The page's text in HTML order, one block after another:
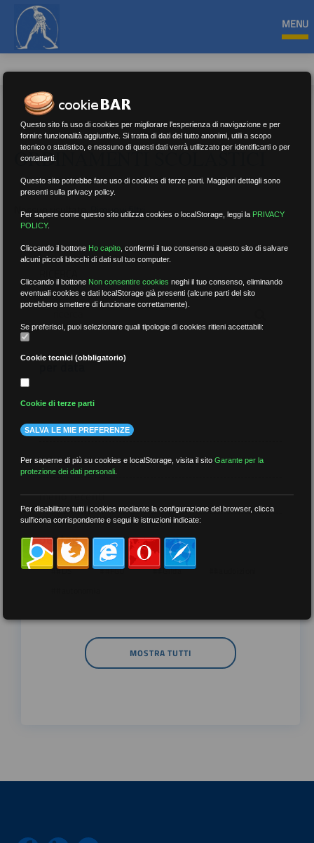
MENU
ORDINAMENTI SCOLASTICI
Nessun risultato.Rimuovi filtri
per data
più recenti
meno recenti
per tag
##DS ##FGU ##Gilda
MOSTRA TUTTI
Questo sito fa uso di cookies per migliorare l'esperienza di navigazione e per
fornire funzionalità aggiuntive. Si tratta di dati del tutto anonimi, utili a scopo
tecnico o statistico, e nessuno di questi dati verrà utilizzato per identificarti o per
contattarti.
Questo sito potrebbe fare uso di cookies di terze parti. Maggiori dettagli sono
presenti sulla privacy policy.
Per sapere come questo sito utilizza cookies o localStorage, leggi la PRIVACY
POLICY.
Cliccando il bottone Ho capito ,confermi il tuo consenso a questo sito di salvare
alcuni piccoli blocchi di dati sul tuo computer.
Cliccando il bottone Non consentire cookies neghi il tuo consenso, eliminando
eventuali cookies e dati localStorage già presenti (alcune parti del sito
potrebbero smettere di funzionare correttamente).
Se preferisci, puoi selezionare quali tipologie di cookies ritieni accettabili:
Cookie tecnici (obbligatorio)
Cookie di terze parti
SALVA LE MIE PREFERENZE
Per saperne di più su cookies e localStorage, visita il sitoGarante per la
protezione dei dati personali
Per disabilitare tutti i cookies mediante la configurazione del browser, clicca
sull'icona corrispondente e segui le istruzioni indicate: